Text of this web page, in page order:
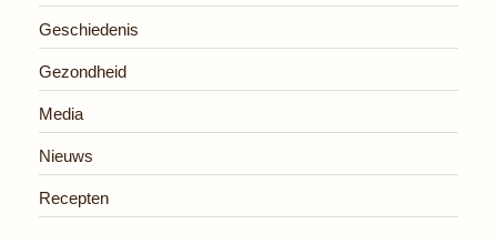
Geschiedenis
Gezondheid
Media
Nieuws
Recepten